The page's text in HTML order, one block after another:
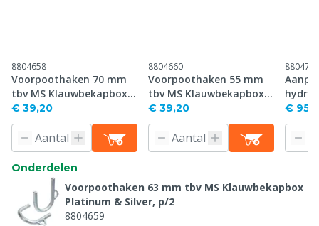
8804658
Voorpoothaken 70 mm
tbv MS Klauwbekapbox
Platinum & Silver, p/2
€ 39,20
8804660
Voorpoothaken 55 mm
tbv MS Klauwbekapbox
Platinum & Silver, p/2
€ 39,20
8804776
Jersey
€
Onderdelen
Voorpoothaken 63 mm tbv MS Klauwbekapbox
Platinum & Silver, p/2
8804659